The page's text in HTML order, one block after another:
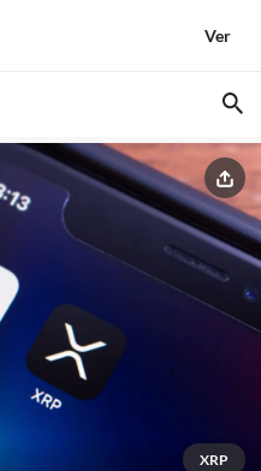
Ver
XRP